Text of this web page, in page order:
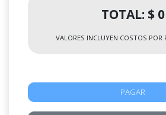
TOTAL: $ 0
VALORES INCLUYEN COSTOS POR
PAGAR